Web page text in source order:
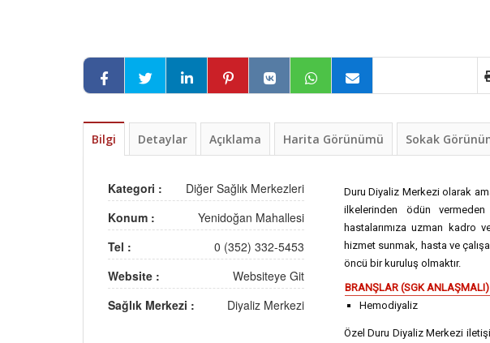
Bilgi Detaylar Açıklama Harita Görünümü Sokak
Kategori :
Diğer Sağlık Merkezleri
Konum :
Yenidoğan Mahallesi
Tel :
0 (352) 332-5453
Website :
Websiteye Git
Sağlık Merkezi :
Diyaliz Merkezi
Duru Diyaliz Merkezi olarak
ilkelerinden ödün
hastalarımıza uzman kadro
hizmet sunmak, hasta ve
öncü bir kuruluş olmaktır.
BRANŞLAR (SGK ANLAŞMALI)
Hemodiyaliz
Özel Duru Diyaliz Merkezi